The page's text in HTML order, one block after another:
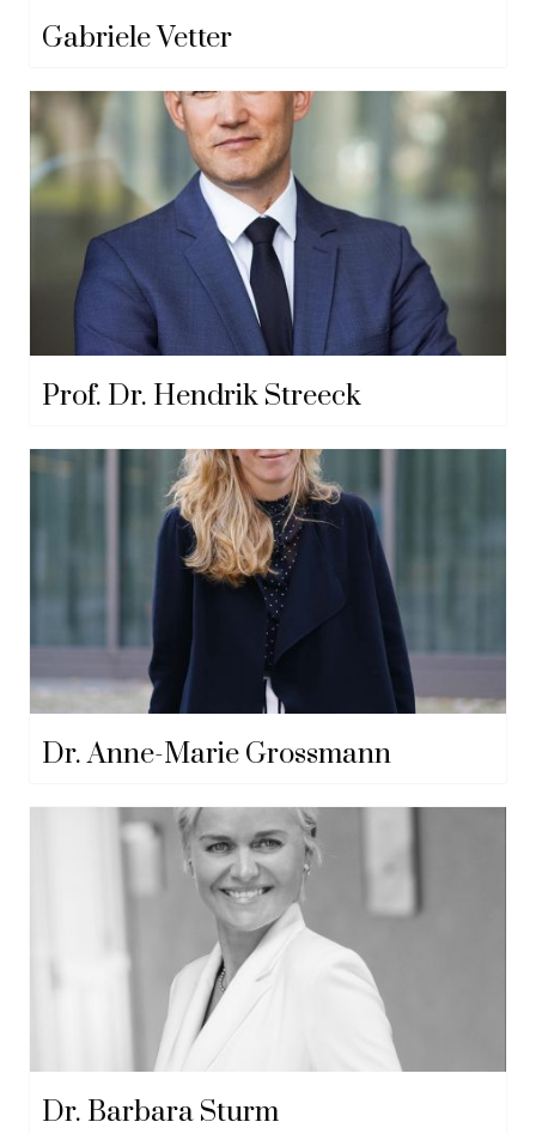
Gabriele Vetter
Prof. Dr. Hendrik Streeck
Dr. Anne-Marie Grossmann
Dr. Barbara Sturm